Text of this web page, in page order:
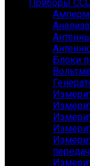
Приборы
Блоки